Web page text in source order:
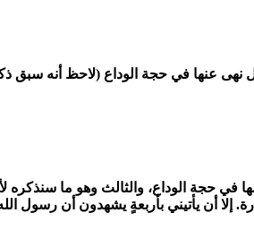
نهى عنها في حجة الوداع (لاحظ أنه سبق
حجة الوداع، والثالث وهو ما سنذكره
إلا أن يأتيني بأربعةٍ يشهدون أن رسول